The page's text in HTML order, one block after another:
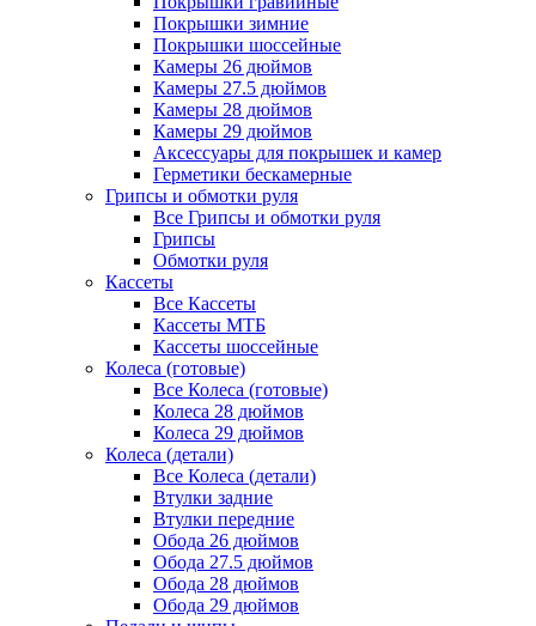
Покрышки зимние
Покрышки шоссейные
Камеры 26 дюймов
Камеры 27.5 дюймов
Камеры 28 дюймов
Камеры 29 дюймов
Аксессуары для покрышек и камер
Герметики бескамерные
Грипсы и обмотки руля
Все Грипсы и обмотки руля
Грипсы
Обмотки руля
Кассеты
Все Кассеты
Кассеты МТБ
Кассеты шоссейные
Колеса (готовые)
Все Колеса (готовые)
Колеса 28 дюймов
Колеса 29 дюймов
Колеса (детали)
Все Колеса (детали)
Втулки задние
Втулки передние
Обода 26 дюймов
Обода 27.5 дюймов
Обода 28 дюймов
Обода 29 дюймов